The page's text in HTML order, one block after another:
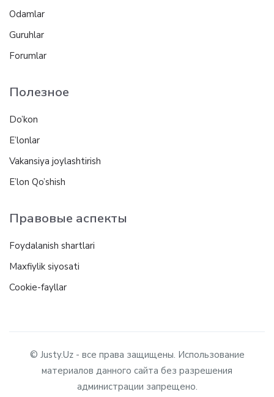
Odamlar
Guruhlar
Forumlar
Полезное
Do’kon
E’lonlar
Vakansiya joylashtirish
E’lon Qo’shish
Правовые аспекты
Foydalanish shartlari
Maxfiylik siyosati
Cookie-fayllar
© Justy.Uz - все права защищены. Использование
материалов данного сайта без разрешения
администрации запрещено.